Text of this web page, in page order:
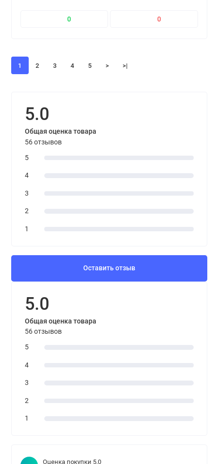
0 0
1 2 3 4 5 > >|
5.0
Общая оценка товара
56 отзывов
5
4
3
2
1
Оставить отзыв
5.0
Общая оценка товара
56 отзывов
5
4
3
2
1
Оценка покупки 5.0